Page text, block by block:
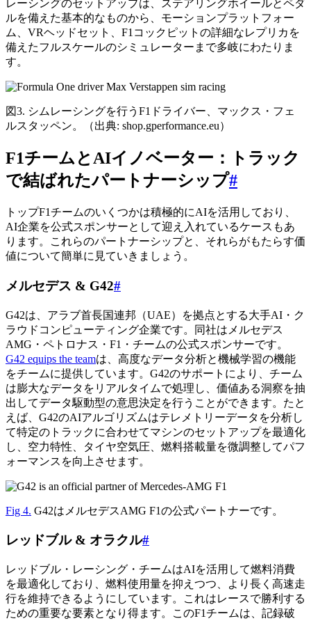
レーシングのセットアップは、ステアリングホイールとペダ
ルを備えた基本的なものから、モーションプラットフォー
ム、VRヘッドセット、F1コックピットの詳細なレプリカを
備えたフルスケールのシミュレーターまで多岐にわたりま
す。
図3. シムレーシングを行うF1ドライバー、マックス・フェ
ルスタッペン。（出典: shop.gperformance.eu）
F1チームとAIイノベーター：トラック
で結ばれたパートナーシップ#
トップF1チームのいくつかは積極的にAIを活用しており、
AI企業を公式スポンサーとして迎え入れているケースもあ
ります。これらのパートナーシップと、それらがもたらす価
値について簡単に見ていきましょう。
メルセデス & G42#
G42は、アラブ首長国連邦（UAE）を拠点とする大手AI・ク
ラウドコンピューティング企業です。同社はメルセデス
AMG・ペトロナス・F1・チームの公式スポンサーです。
G42 equips the teamは、高度なデータ分析と機械学習の機能
をチームに提供しています。G42のサポートにより、チーム
は膨大なデータをリアルタイムで処理し、価値ある洞察を抽
出してデータ駆動型の意思決定を行うことができます。たと
えば、G42のAIアルゴリズムはテレメトリーデータを分析し
て特定のトラックに合わせてマシンのセットアップを最適化
し、空力特性、タイヤ空気圧、燃料搭載量を微調整してパフ
ォーマンスを向上させます。
Fig 4. G42はメルセデスAMG F1の公式パートナーです。
レッドブル & オラクル#
レッドブル・レーシング・チームはAIを活用して燃料消費
を最適化しており、燃料使用量を抑えつつ、より長く高速走
行を維持できるようにしています。これはレースで勝利する
ための重要な要素となり得ます。このF1チームは、記録破